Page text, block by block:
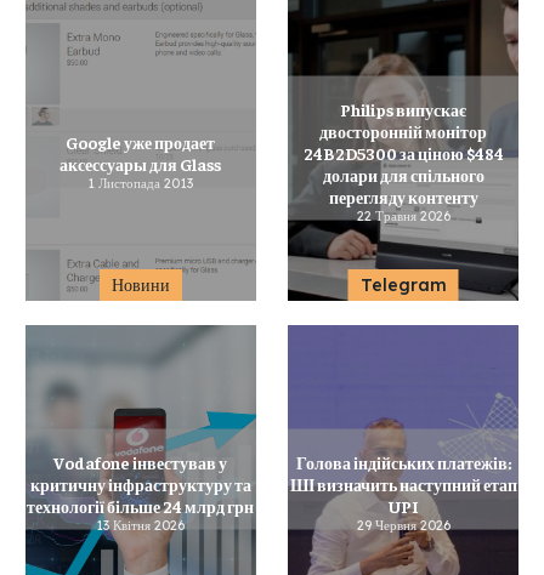
Новини
Google уже продает
аксессуары для Glass
1 Листопада 2013
Telegram
Philips випускає
двосторонній монітор
24B2D5300 за ціною $484
долари для спільного
перегляду контенту
22 Травня 2026
Vodafone інвестував у
критичну інфраструктуру та
технології більше 24 млрд грн
13 Квітня 2026
Голова індійських платежів:
ШІ визначить наступний етап
UPI
29 Червня 2026